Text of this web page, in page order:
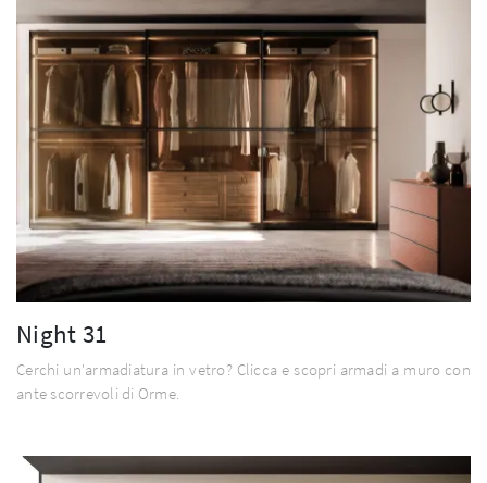
Night 31
Cerchi un'armadiatura in vetro? Clicca e scopri armadi a muro con
ante scorrevoli di Orme.